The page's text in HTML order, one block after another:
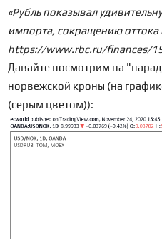
«Рубль показывал
импорта, сокращению оттока
https://www.rbc.ru/finances/
Давайте посмотрим на
норвежской кроны (на
(серым цветом)):